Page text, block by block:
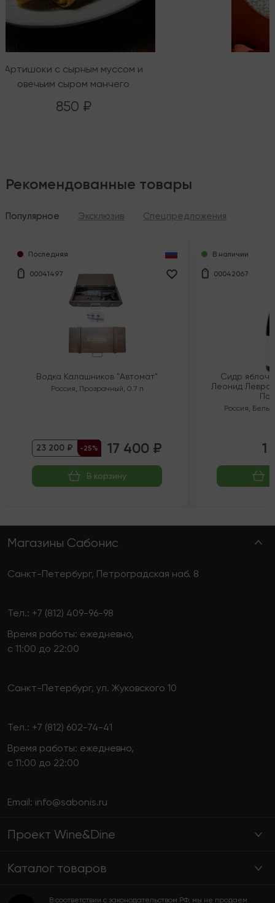
Артишоки с сырным муссом и
овечьим сыром манчего
850 ₽
Рекомендованные товары
Популярное Эксклюзив Спецпредложения
Последняя
00041497
Водка Калашников "Автомат"
Россия, Прозрачный, 0.7 л
23 200 ₽ -25% 17 400 ₽
В корзину
В наличии
00042067
Сидр
Леонид
Россия, Белый
1
Магазины Сабонис
Санкт-Петербург, Петроградская наб. 8
Тел.: +7 (812) 409-96-98
Время работы: ежедневно,
с 11:00 до 22:00
Санкт-Петербург, ул. Жуковского 10
Тел.: +7 (812) 602-74-41
Время работы: ежедневно,
с 11:00 до 22:00
Email: info@sabonis.ru
Проект Wine&Dine
Каталог товаров
В соответствии с законодательством РФ, мы не продаем